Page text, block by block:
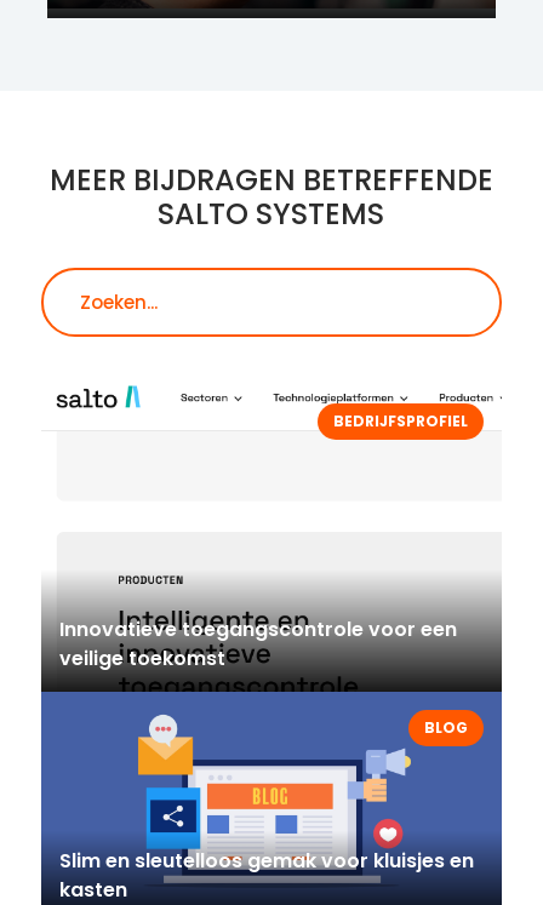
MEER BIJDRAGEN BETREFFENDE
SALTO SYSTEMS
BEDRIJFSPROFIEL
Innovatieve toegangscontrole voor een
veilige toekomst
BLOG
Slim en sleutelloos gemak voor kluisjes en
kasten